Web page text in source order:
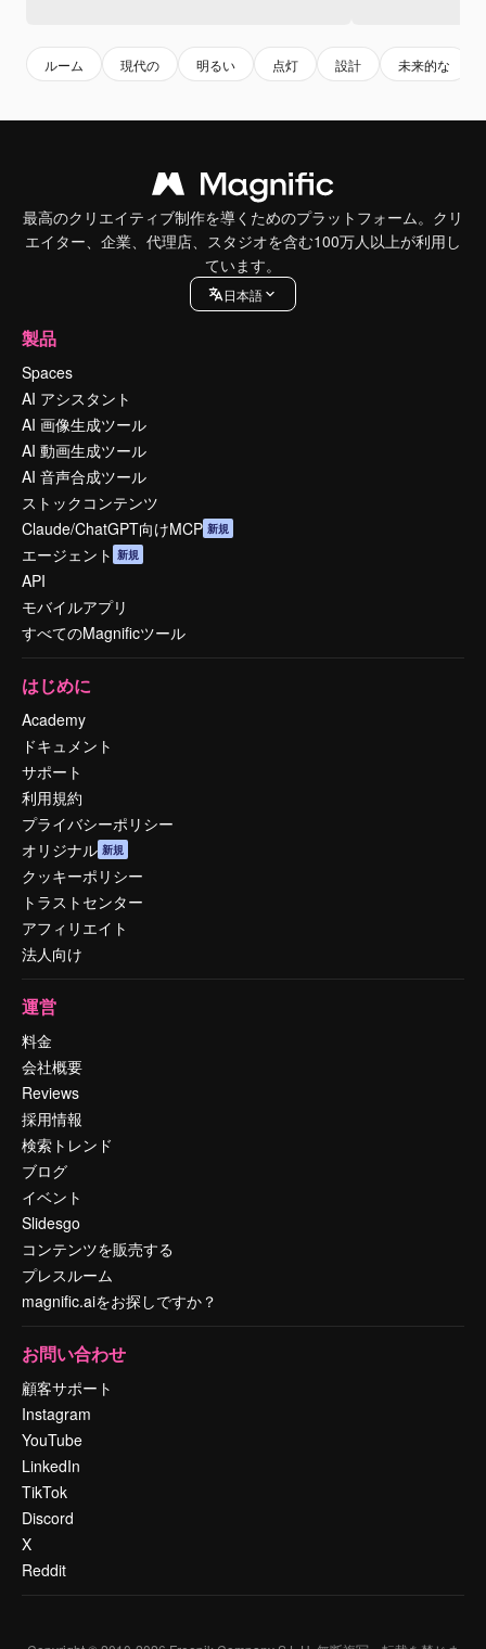
ルーム 現代の 明るい 点灯 設計 未来的な
最高のクリエイティブ制作を導くためのプラットフォーム。クリ
エイター、企業、代理店、スタジオを含む100万人以上が利用し
ています。
日本語
製品
Spaces
AI アシスタント
AI 画像生成ツール
AI 動画生成ツール
AI 音声合成ツール
ストックコンテンツ
Claude/ChatGPT向けMCP 新規
エージェント 新規
API
モバイルアプリ
すべてのMagnificツール
はじめに
Academy
ドキュメント
サポート
利用規約
プライバシーポリシー
オリジナル 新規
クッキーポリシー
トラストセンター
アフィリエイト
法人向け
運営
料金
会社概要
Reviews
採用情報
検索トレンド
ブログ
イベント
Slidesgo
コンテンツを販売する
プレスルーム
magnific.aiをお探しですか？
お問い合わせ
顧客サポート
Instagram
YouTube
LinkedIn
TikTok
Discord
X
Reddit